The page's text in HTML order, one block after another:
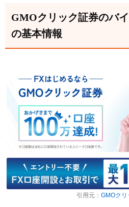
GMOクリック証券のバ
の基本情報
引用元： GMOク